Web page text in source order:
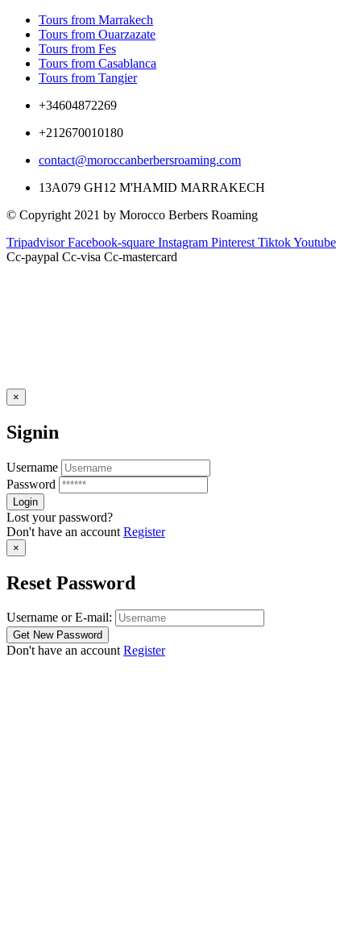
Tours from Marrakech
Tours from Ouarzazate
Tours from Fes
Tours from Casablanca
Tours from Tangier
+34604872269
+212670010180
contact@moroccanberbersroaming.com
13A079 GH12 M'HAMID MARRAKECH
© Copyright 2021 by Morocco Berbers Roaming
Tripadvisor Facebook-square Instagram Pinterest TiktokYoutube
Cc-paypal Cc-visa Cc-mastercard
×
Signin
Username
Password
Lost your password?
Don't have an account Register
×
Reset Password
Username or E-mail:
Don't have an accountRegister